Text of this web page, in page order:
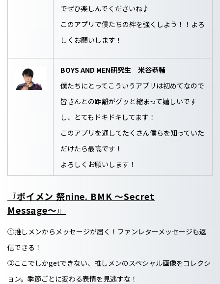
でぜひ楽しんでくださいね♪
このアプリで僕たちの絆を強くしよう！！よろ
しくお願いします！
BOYS AND MEN研究生 米谷恭輔
僕たちにとってこういうアプリは初めてなので
皆さんとの距離がグッと縮まって嬉しいです
し、とてもドキドキしてます！
このアプリを通してたくさん僕らを知っていた
だけたら最高です！
よろしくお願いします！
『ボイメン 祭nine. BMK 〜Secret
Message〜』
①推しメンからメッセージが届く！ファンレターメッセージも返
信できる！
②ここでしかgetできない、推しメンのスペシャル画像をコレクシ
ョン。季節ごとに変わる表情を見逃すな！